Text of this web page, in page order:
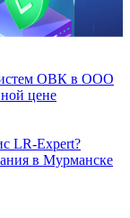
ОВК в ООО
цене
LR-Expert?
в Мурманске